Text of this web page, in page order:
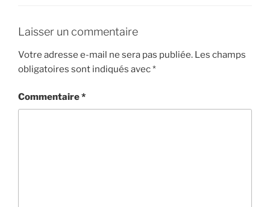
Laisser un commentaire
Votre adresse e-mail ne sera pas publiée. Les champs
obligatoires sont indiqués avec*
Commentaire*